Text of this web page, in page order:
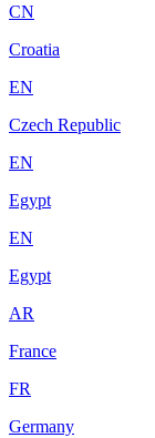
CN
Croatia
EN
Czech Republic
EN
Egypt
EN
Egypt
AR
France
FR
Germany